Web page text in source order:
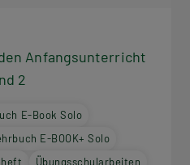
Anfangsunterricht
2
E-Book Solo
E-BOOK+ Solo
Übungsschularbeiten